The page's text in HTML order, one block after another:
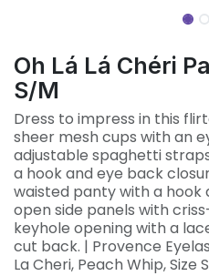
Oh Lá Lá Chéri
S/M
Dress to impress in this
sheer mesh cups with an
adjustable spaghetti
a hook and eye back
waisted panty with a hook
open side panels with
keyhole opening with a
cut back. | Provence
La Cheri, Peach Whip, Size